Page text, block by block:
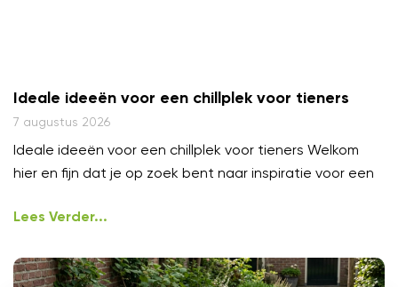
Ideale ideeën voor een chillplek voor tieners
7 augustus 2026
Ideale ideeën voor een chillplek voor tieners Welkom
hier en fijn dat je op zoek bent naar inspiratie voor een
Lees Verder...